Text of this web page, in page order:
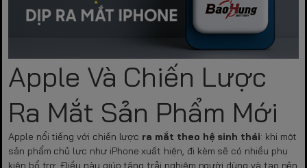
Apple Và Chiến Lược
Ra Mắt Sản Phẩm Mới
Apple nổi tiếng với chiến lược ra mắt theo hệ sinh thái: khi một
sản phẩm chủ lực như iPhone xuất hiện, đi kèm sẽ có nhiều phụ
kiện bổ trợ. Điều này giúp tăng trải nghiệm người dùng và tạo nên